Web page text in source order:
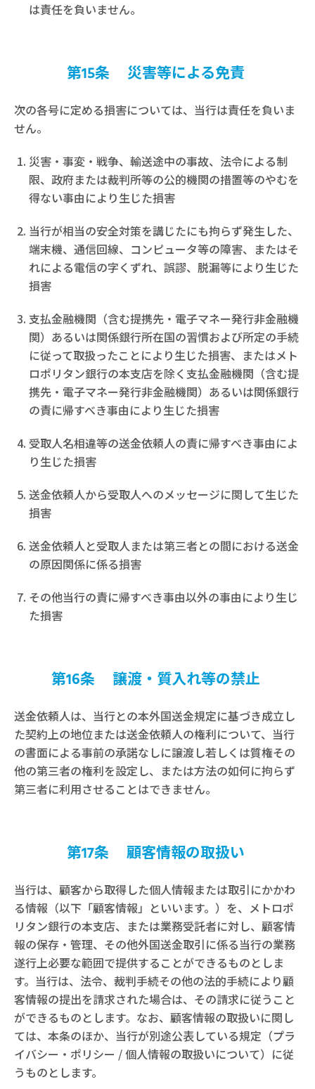
は責任を負いません。
第15条 災害等による免責
次の各号に定める損害については、当行は責任を負いま
せん。
災害・事変・戦争、輸送途中の事故、法令による制
限、政府または裁判所等の公的機関の措置等のやむを
得ない事由により生じた損害
当行が相当の安全対策を講じたにも拘らず発生した、
端末機、通信回線、コンピュータ等の障害、またはそ
れによる電信の字くずれ、誤謬、脱漏等により生じた
損害
支払金融機関（含む提携先・電子マネー発行非金融機
関）あるいは関係銀行所在国の習慣および所定の手続
に従って取扱ったことにより生じた損害、またはメト
ロポリタン銀行の本支店を除く支払金融機関（含む提
携先・電子マネー発行非金融機関）あるいは関係銀行
の責に帰すべき事由により生じた損害
受取人名相違等の送金依頼人の責に帰すべき事由によ
り生じた損害
送金依頼人から受取人へのメッセージに関して生じた
損害
送金依頼人と受取人または第三者との間における送金
の原因関係に係る損害
その他当行の責に帰すべき事由以外の事由により生じ
た損害
第16条 譲渡・質入れ等の禁止
送金依頼人は、当行との本外国送金規定に基づき成立し
た契約上の地位または送金依頼人の権利について、当行
の書面による事前の承諾なしに譲渡し若しくは質権その
他の第三者の権利を設定し、または方法の如何に拘らず
第三者に利用させることはできません。
第17条 顧客情報の取扱い
当行は、顧客から取得した個人情報または取引にかかわ
る情報（以下「顧客情報」といいます。）を、メトロポ
リタン銀行の本支店、または業務受託者に対し、顧客情
報の保存・管理、その他外国送金取引に係る当行の業務
遂行上必要な範囲で提供することができるものとしま
す。当行は、法令、裁判手続その他の法的手続により顧
客情報の提出を請求された場合は、その請求に従うこと
ができるものとします。なお、顧客情報の取扱いに関し
ては、本条のほか、当行が別途公表している規定（プラ
イバシー・ポリシー / 個人情報の取扱いについて）に従
うものとします。